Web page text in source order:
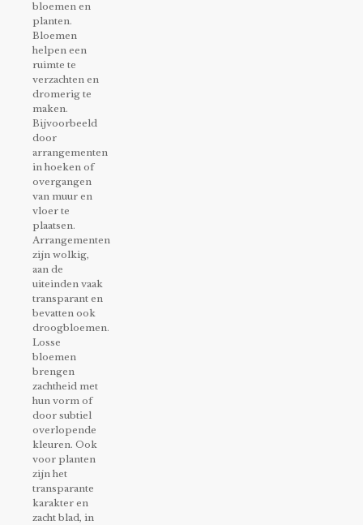
bloemen en
planten.
Bloemen
helpen een
ruimte te
verzachten en
dromerig te
maken.
Bijvoorbeeld
door
arrangementen
in hoeken of
overgangen
van muur en
vloer te
plaatsen.
Arrangementen
zijn wolkig,
aan de
uiteinden vaak
transparant en
bevatten ook
droogbloemen.
Losse
bloemen
brengen
zachtheid met
hun vorm of
door subtiel
overlopende
kleuren. Ook
voor planten
zijn het
transparante
karakter en
zacht blad, in